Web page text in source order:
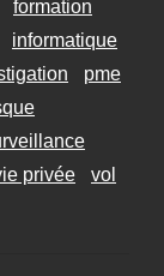
formation
informatique
pme
privée
vol